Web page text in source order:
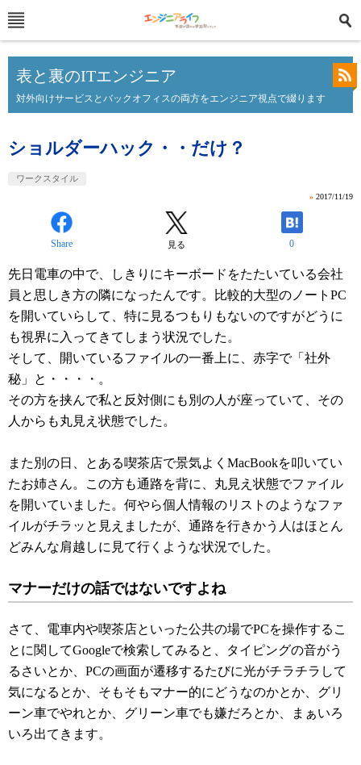
表と裏のITエンジニア
対外向けサービスとバックオフィスの両方をエンジニア視点で綴ります
ショルダーハック・・だけ？
ワークスタイル
» 2017/11/19
Share 見る 0
先日電車の中で、しきりにキーボードをたたいている会社
員と思しき方の隣になったんです。比較的大型のノートPC
を開いていらして、特に見るつもりもないのですがどうに
も視界に入ってきてしまう状況でした。
そして、開いているファイルの一番上に、赤字で「社外
秘」と・・・・。
その方を挟んで私と反対側にも別の人が座っていて、その
人からも丸見え状態でした。
また別の日、とある喫茶店で景気よくMacBookを叩いてい
たお姉さん。この方も通路を背に、丸見え状態でファイル
を開いていました。何やら個人情報のリストのようなファ
イルがチラッと見えましたが、通路を行きかう人はほとん
どみんな肩越しに見て行くような状況でした。
マナーだけの話ではないですよね
さて、電車内や喫茶店といった公共の場でPCを操作するこ
とに関してGoogleで検索してみると、タイピングの音がう
るさいとか、PCの画面が遷移するたびに光がチラチラして
気になるとか、そもそもマナー的にどうなのかとか、グリ
ーン車でやれとか、グリーン車でも嫌だろとか、まぁいろ
いろ出てきます。